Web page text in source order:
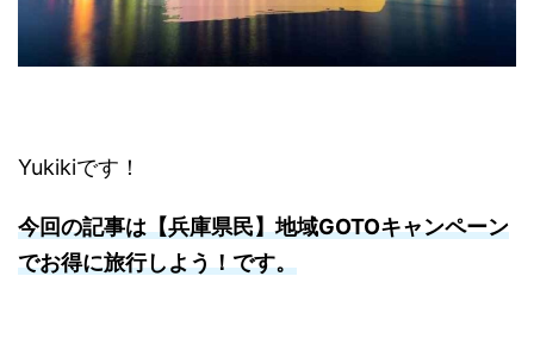
Yukikiです！
今回の記事は【兵庫県民】地域GOTOキャンペーン
でお得に旅行しよう！です。